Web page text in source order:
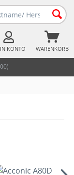
WARENKORB
KONTO